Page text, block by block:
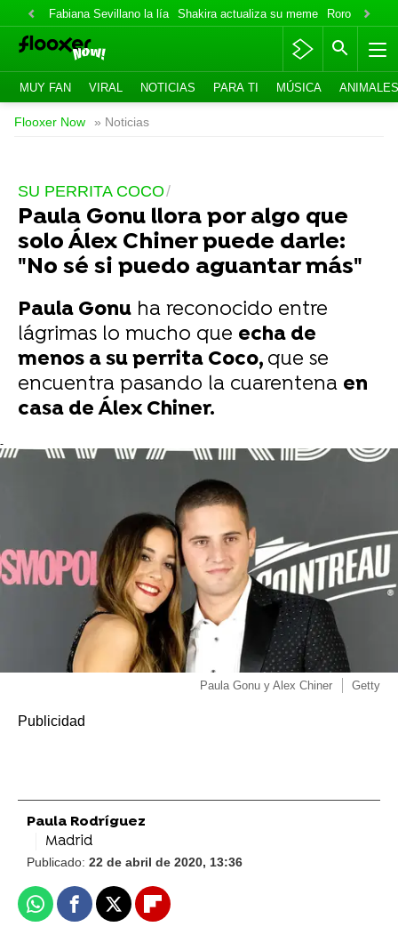
Fabiana Sevillano la lía Shakira actualiza su meme Roro lo niega
MUY FAN VIRAL NOTICIAS PARA TI MÚSICA ANIMALES
Flooxer Now » Noticias
SU PERRITA COCO
Paula Gonu llora por algo que
solo Álex Chiner puede darle:
"No sé si puedo aguantar más"
Paula Gonu ha reconocido entre
lágrimas lo mucho que echa de
menos a su perrita Coco, que se
encuentra pasando la cuarentena en
casa de Álex Chiner.
-
Paula Gonu y Alex Chiner Getty
Paula Rodríguez
Madrid
Publicado: 22 de abril de 2020, 13:36
WhatsappFacebook
X Flipboard